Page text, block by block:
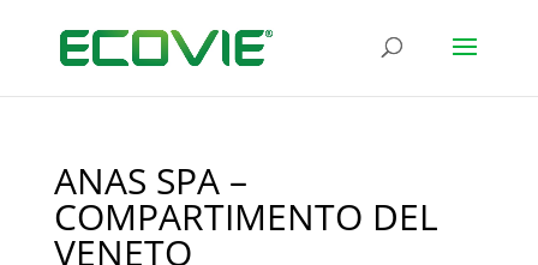
ANAS SPA –
COMPARTIMENTO DEL
VENETO